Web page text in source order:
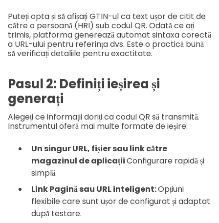
Puteți opta și să afișați GTIN-ul ca text ușor de citit de
către o persoană (HRI) sub codul QR. Odată ce ați
trimis, platforma generează automat sintaxa corectă
a URL-ului pentru referința dvs. Este o practică bună
să verificați detaliile pentru exactitate.
Pasul 2: Definiți ieșirea și
generați
Alegeți ce informații doriți ca codul QR să transmită.
Instrumentul oferă mai multe formate de ieșire:
Un singur URL, fișier sau link către
magazinul de aplicațiiConfigurare rapidă și
simplă.
Link Pagină sau URL inteligent:Opțiuni
flexibile care sunt ușor de configurat și adaptat
după testare.